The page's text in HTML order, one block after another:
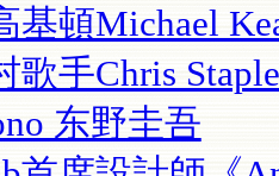
基頓Michael
歌手Chris
东野圭吾